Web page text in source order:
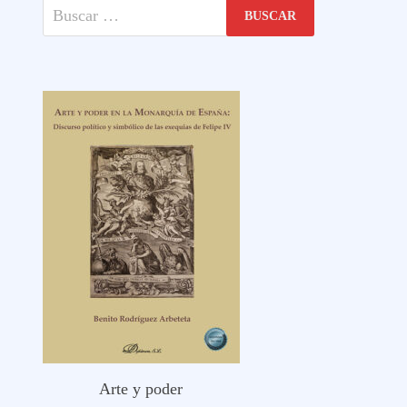
Buscar:
Arte y poder